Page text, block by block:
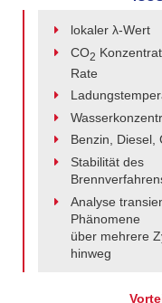
lokaler λ-Wert
CO2
Rate
Benzin, Diesel,
Stabilität des
Analyse
Phänomene
über mehrere
hinweg